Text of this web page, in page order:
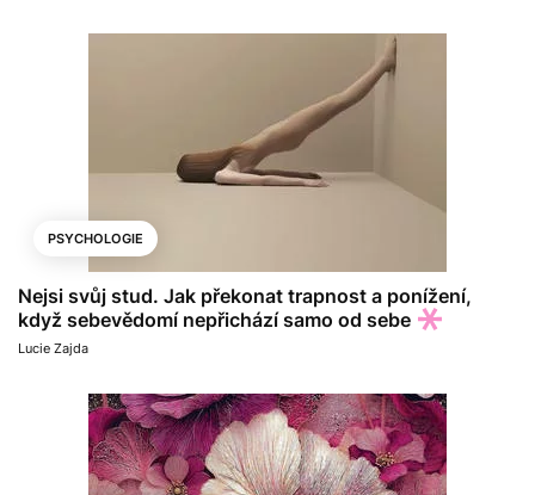
PSYCHOLOGIE
Nejsi svůj stud. Jak překonat trapnost a ponížení,
když sebevědomí nepřichází samo od sebe
Lucie Zajda